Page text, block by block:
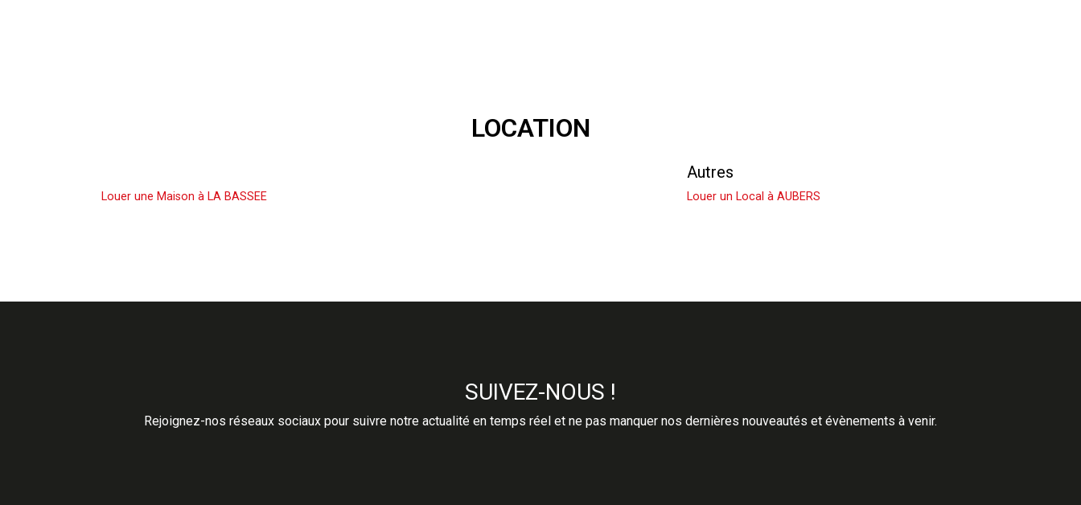
LOCATION
Louer une Maison à LA BASSEE
Autres
Louer un Local à AUBERS
SUIVEZ-NOUS !
Rejoignez-nos réseaux sociaux pour suivre notre actualité en temps réel et ne pas manquer nos dernières nouveautés et évènements à venir.